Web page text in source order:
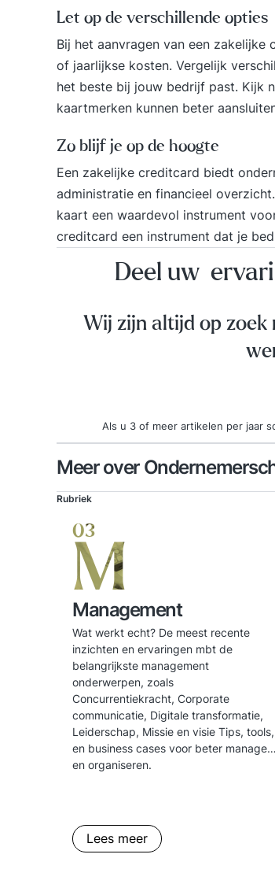
Let op de verschillende opties
Bij het aanvragen van een zakelijke
of jaarlijkse kosten. Vergelijk
het beste bij jouw bedrijf past. Kijk
kaartmerken kunnen beter
Zo blijf je op de hoogte
Een zakelijke creditcard biedt
administratie en financieel
kaart een waardevol instrument
creditcard een instrument dat je
Deel uw
Wij zijn altijd op
Als u 3 of meer artikelen per jaar
Meer over
Rubriek
03
M
Management
Wat werkt echt? De meest recente
inzichten en ervaringen mbt de
belangrijkste management
onderwerpen, zoals
Concurrentiekracht, Corporate
communicatie, Digitale transformatie,
Leiderschap, Missie en visie Tips, tools,
en business cases voor beter managen
en organiseren.
Lees meer